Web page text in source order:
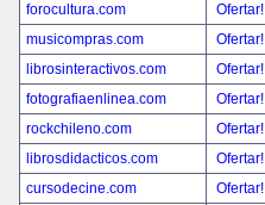
forocultura.com
musicompras.com
librosinteractivos.com
fotografiaenlinea.com
rockchileno.com
librosdidacticos.com
cursodecine.com